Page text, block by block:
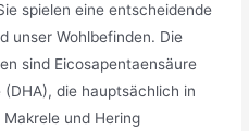
spielen eine entscheidende
unser Wohlbefinden. Die
sind Eicosapentaensäure
(DHA), die hauptsächlich in
und Hering